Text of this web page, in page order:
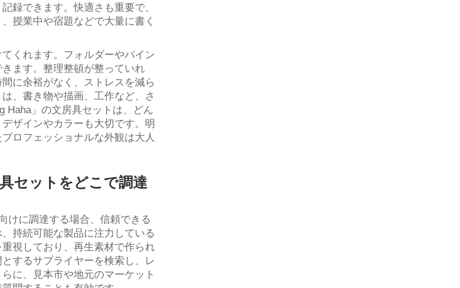
録できます。快適さも重要で、
授業中や宿題などで大量に書く
くれます。フォルダーやバイン
ます。整理整頓が整っていれ
に余裕がなく、ストレスを減ら
、書き物や描画、工作など、さ
Haha」の文房具セットは、どん
ザインやカラーも大切です。明
ロフェッショナルな外観は大人
セットをどこで調達
けに調達する場合、信頼できる
持続可能な製品に注力している
視しており、再生素材で作られ
するサプライヤーを検索し、レ
に、見本市や地元のマーケット